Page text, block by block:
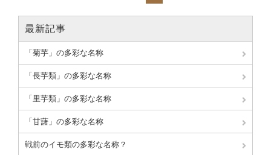
最新記事
「菊芋」の多彩な名称
「長芋類」の多彩な名称
「里芋類」の多彩な名称
「甘藷」の多彩な名称
戦前のイモ類の多彩な名称？